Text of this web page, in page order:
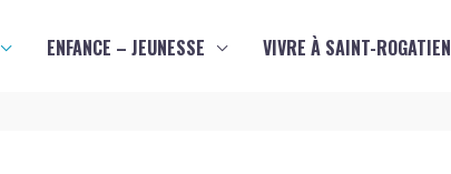
ENFANCE – JEUNESSE VIVRE À SAINT-ROGATIEN